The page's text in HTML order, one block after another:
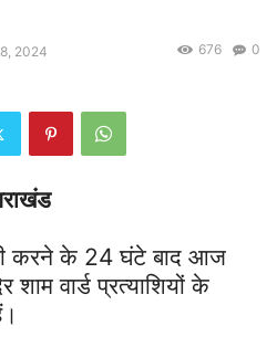
2024 0
676
करने के 24 घंटे बाद आज
वार्ड प्रत्याशियों के